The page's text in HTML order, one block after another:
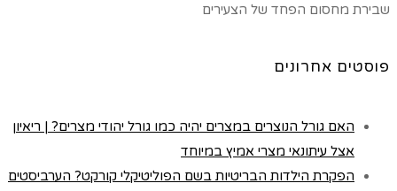
שבירת מחסום הפחד של הצעירים
פוסטים אחרונים
האם גורל הנוצרים במצרים יהיה כמו גורל יהודי מצרים? | ריאיון
אצל עיתונאי מצרי אמיץ במיוחד
הפקרת הילדות הבריטיות בשם הפוליטיקלי קורקט? הערביסטים